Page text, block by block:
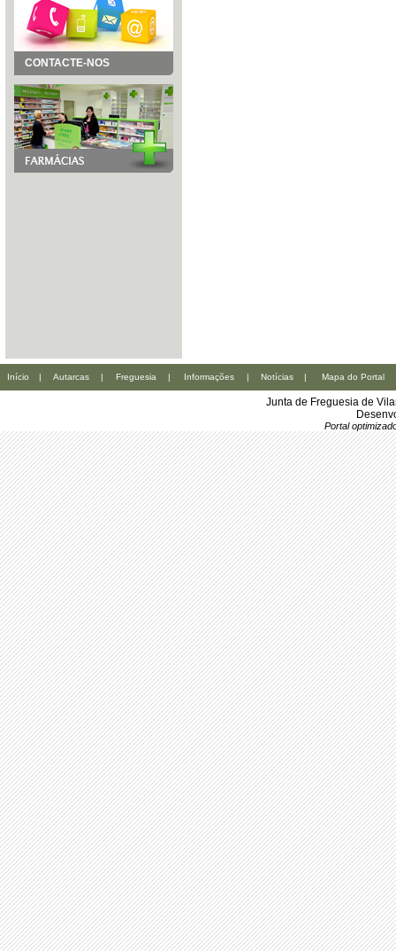
CONTACTE-NOS
Início | Autarcas | Freguesia | Informações | Notícias | Mapa do Portal
Junta de Freguesia de
Portal